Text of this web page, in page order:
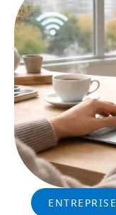
ENTREPRISE